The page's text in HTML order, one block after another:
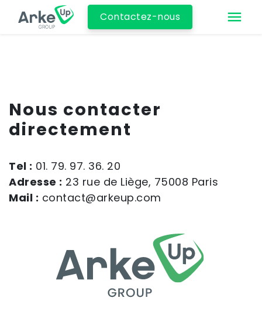
Contactez-nous
Nous contacter
directement
Tel : 01. 79. 97. 36. 20
Adresse : 23 rue de Liège, 75008 Paris
Mail : contact@arkeup.com